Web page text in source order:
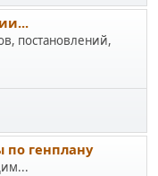
постановлений,
генплану